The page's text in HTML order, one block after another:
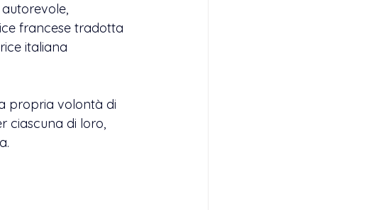
francese tradotta
italiana
propria volontà di
ciascuna di loro,